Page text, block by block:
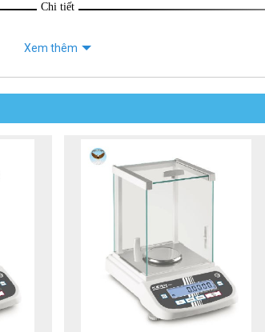
Chi tiết
Xem thêm